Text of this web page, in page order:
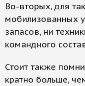
Во-вторых, для
мобилизованных
запасов, ни
командного
Стоит также
кратно больше,